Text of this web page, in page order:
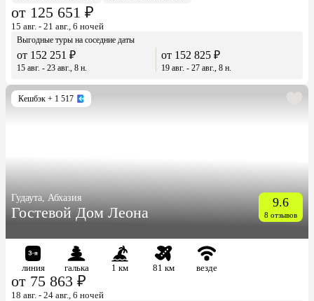
от 125 651 ₽
15 авг. - 21 авг., 6 ночей
Выгодные туры на соседние даты
от 152 251 ₽
15 авг. - 23 авг., 8 н.
от 152 825 ₽
19 авг. - 27 авг., 8 н.
Кешбэк + 1 517
Гудаута, Абхазия
Гостевой Дом Леона
9.6
8 отзывов
линия галька 1 км 81 км везде
от 75 863 ₽
18 авг. - 24 авг., 6 ночей